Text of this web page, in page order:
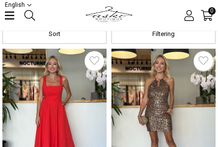
English
0
Tops
Filtering
Sort
New
Item
Item